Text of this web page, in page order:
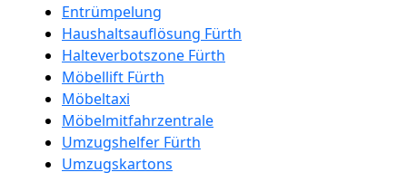
Entrümpelung
Haushaltsauflösung Fürth
Halteverbotszone Fürth
Möbellift Fürth
Möbeltaxi
Möbelmitfahrzentrale
Umzugshelfer Fürth
Umzugskartons